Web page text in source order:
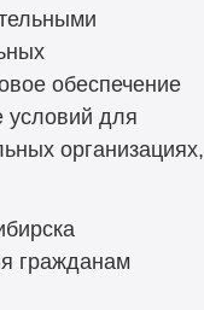
обеспечение
условий для
организациях,
гражданам